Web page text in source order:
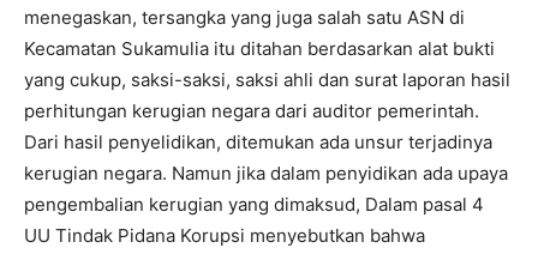
menegaskan, tersangka yang juga salah satu ASN di
Kecamatan Sukamulia itu ditahan berdasarkan alat bukti
yang cukup, saksi-saksi, saksi ahli dan surat laporan hasil
perhitungan kerugian negara dari auditor pemerintah.
Dari hasil penyelidikan, ditemukan ada unsur terjadinya
kerugian negara. Namun jika dalam penyidikan ada upaya
pengembalian kerugian yang dimaksud, Dalam pasal 4
UU Tindak Pidana Korupsi menyebutkan bahwa